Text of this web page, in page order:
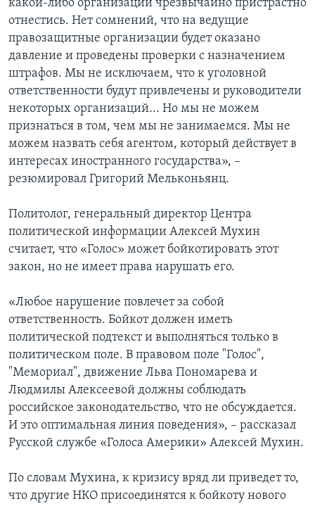
какой-либо организации чрезвычайно пристрастно
отнестись. Нет сомнений, что на ведущие
правозащитные организации будет оказано
давление и проведены проверки с назначением
штрафов. Мы не исключаем, что к уголовной
ответственности будут привлечены и руководители
некоторых организаций... Но мы не можем
признаться в том, чем мы не занимаемся. Мы не
можем назвать себя агентом, который действует в
интересах иностранного государства», –
резюмировал Григорий Мельконьянц.
Политолог, генеральный директор Центра
политической информации Алексей Мухин
считает, что «Голос» может бойкотировать этот
закон, но не имеет права нарушать его.
«Любое нарушение повлечет за собой
ответственность. Бойкот должен иметь
политической подтекст и выполняться только в
политическом поле. В правовом поле "Голос",
"Мемориал", движение Льва Пономарева и
Людмилы Алексеевой должны соблюдать
российское законодательство, что не обсуждается.
И это оптимальная линия поведения», – рассказал
Русской службе «Голоса Америки» Алексей Мухин.
По словам Мухина, к кризису вряд ли приведет то,
что другие НКО присоединятся к бойкоту нового